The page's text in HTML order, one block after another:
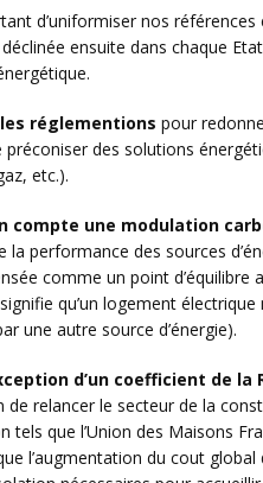
d’uniformiser nos
ensuite dans chaque
réglementions pour
préconiser des solutions
etc.).
compte une modulation
la performance des sources
comme un point
qu’un logement
une autre source d’énergie).
d’un coefficient de la
de relancer le secteur de la
tels que l’Union des Maisons
l’augmentation du cout